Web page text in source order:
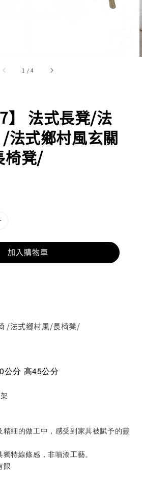
1 /4
】 法式長凳/法
法式鄉村風玄關
椅凳/
加入購物車
/法式鄉村風/長椅凳/
公分 高45公分
細的做工中，感受到家具被賦予的靈
特線條感，非噴漆工藝。
限